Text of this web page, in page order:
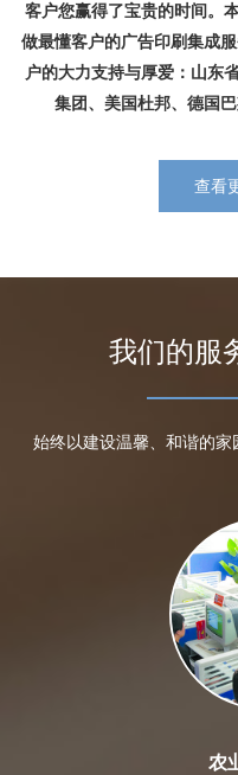
客户您赢得了宝贵的时间。
做最懂客户的广告印刷集成
户的大力支持与厚爱：山东
集团、美国杜邦、德国
查看
我们的服
始终以建设温馨、和谐的家
农